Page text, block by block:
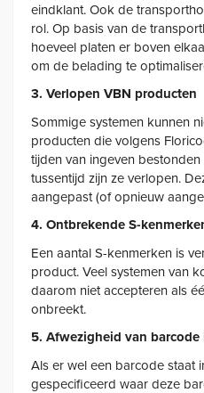
eindklant. Ook de
rol. Op basis van de
hoeveel platen er boven
om de belading te
3. Verlopen VBN producten
Sommige systemen kunnen
producten die volgens
tijden van ingeven
tussentijd zijn ze verlopen.
aangepast (of opnieuw
4. Ontbrekende S-
Een aantal S-kenmerken is
product. Veel systemen van
daarom niet accepteren als
onbreekt.
5. Afwezigheid van barcode
Als er wel een barcode staat
gespecificeerd waar deze